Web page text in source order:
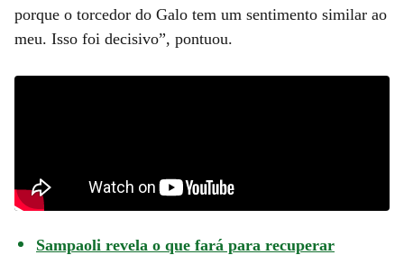
porque o torcedor do Galo tem um sentimento similar ao
meu. Isso foi decisivo”, pontuou.
Sampaoli revela o que fará para recuperar